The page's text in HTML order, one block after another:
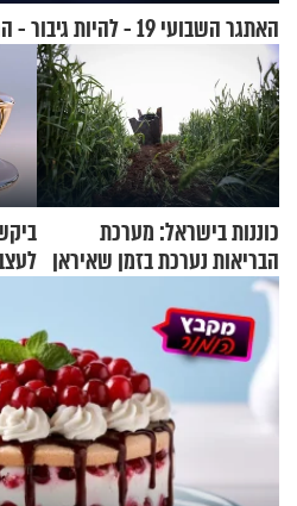
האתגר השבועי 19 - להיות גיבור - הרב זמיר כהן
כוננות בישראל: מערכת
הבריאות נערכת בזמן שאיראן
מאיימת על הבריטים